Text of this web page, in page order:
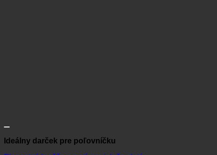
Ideálny darček pre poľovníčku